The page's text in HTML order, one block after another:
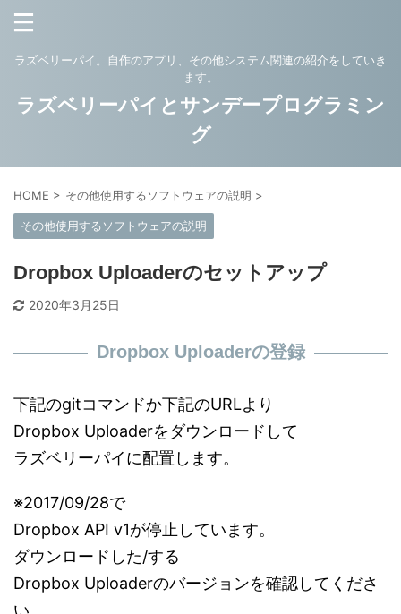
ラズベリーパイ。自作のアプリ、その他システム関連の紹介をしていき
ます。
ラズベリーパイとサンデープログラミン
グ
HOME > その他使用するソフトウェアの説明 >
その他使用するソフトウェアの説明
Dropbox Uploaderのセットアップ
2020年3月25日
Dropbox Uploaderの登録
下記のgitコマンドか下記のURLより
Dropbox Uploaderをダウンロードして
ラズベリーパイに配置します。
※2017/09/28で
Dropbox API v1が停止しています。
ダウンロードした/する
Dropbox Uploaderのバージョンを確認してくださ
い。